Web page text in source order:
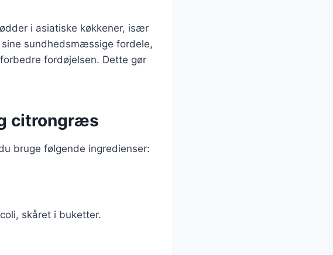
i asiatiske køkkener, især
sundhedsmæssige fordele,
fordøjelsen. Dette gør
citrongræs
bruge følgende ingredienser:
skåret i buketter.